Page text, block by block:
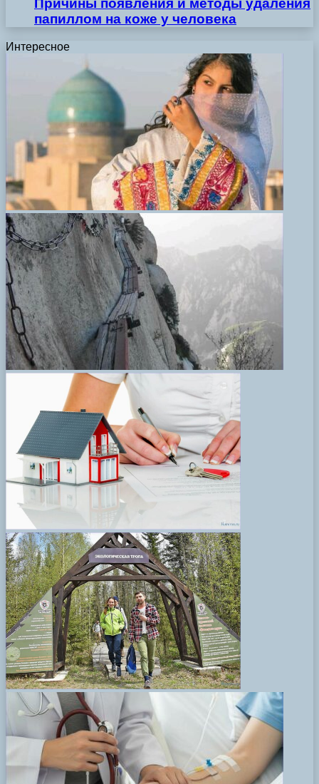
Причины появления и методы удаления
папиллом на коже у человека
Интересное